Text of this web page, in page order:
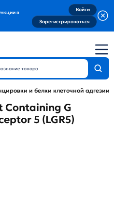
в
Войти
Зарегистрироваться
и белки клеточной адгезии
Containing G
5 (LGR5)